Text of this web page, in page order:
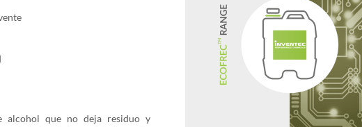
alcohol que no deja residuo y